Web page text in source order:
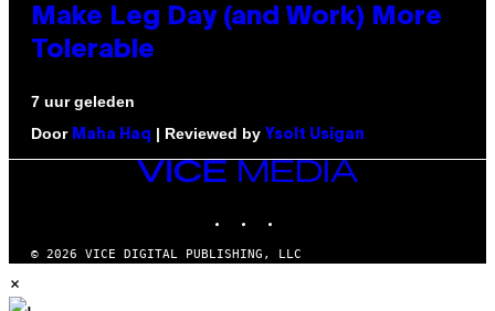
Make Leg Day (and Work) More
Tolerable
7 uur geleden
Door Maha Haq | Reviewed by Ysolt Usigan
VICE
© 2026 VICE DIGITAL PUBLISHING, LLC
×